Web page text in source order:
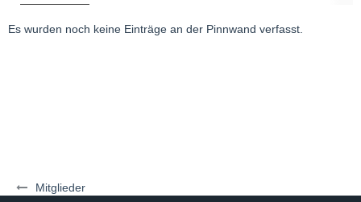
Mitglieder
Es wurden noch keine Einträge an der Pinnwand verfasst.